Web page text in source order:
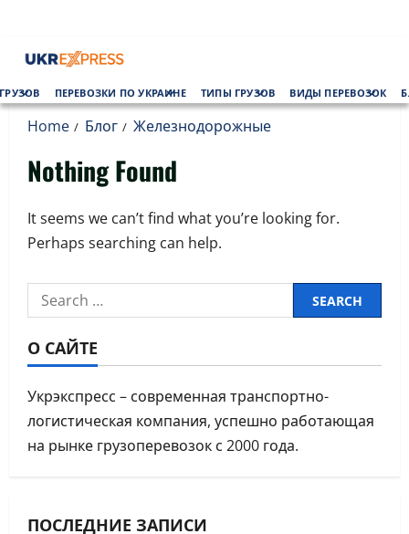
content
Menu
ПЕРЕВОЗКИ ПО УКРАИНЕ ТИПЫ ГРУЗОВ ВИДЫ ПЕРЕВОЗОК
Home Блог Железнодорожные
Nothing Found
It seems we can’t find what you’re looking for.
Perhaps searching can help.
Search
for:
О САЙТЕ
Укрэкспресс – современная транспортно-
логистическая компания, успешно работающая
на рынке грузоперевозок с 2000 года.
ПОСЛЕДНИЕ ЗАПИСИ